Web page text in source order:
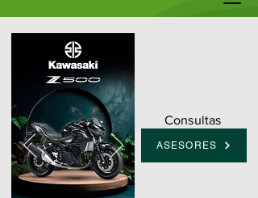
Consultas
ASESORES